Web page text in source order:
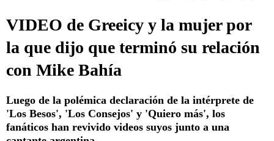
VIDEO de Greeicy y la mujer por
la que dijo que terminó su relación
con Mike Bahía
Luego de la polémica declaración de la intérprete de
'Los Besos', 'Los Consejos' y 'Quiero más', los
fanáticos han revivido videos suyos junto a una